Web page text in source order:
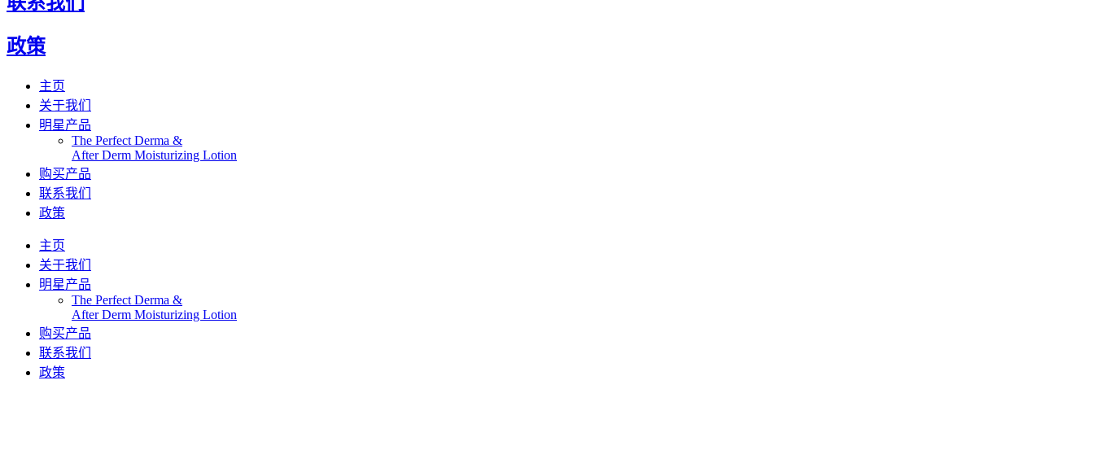
政策
主页
关于我们
明星产品
The Perfect Derma​ &
After Derm Moisturizing Lotion​​
购买产品
联系我们
政策
主页
关于我们
明星产品
The Perfect Derma​ &
After Derm Moisturizing Lotion​​
购买产品
联系我们
政策